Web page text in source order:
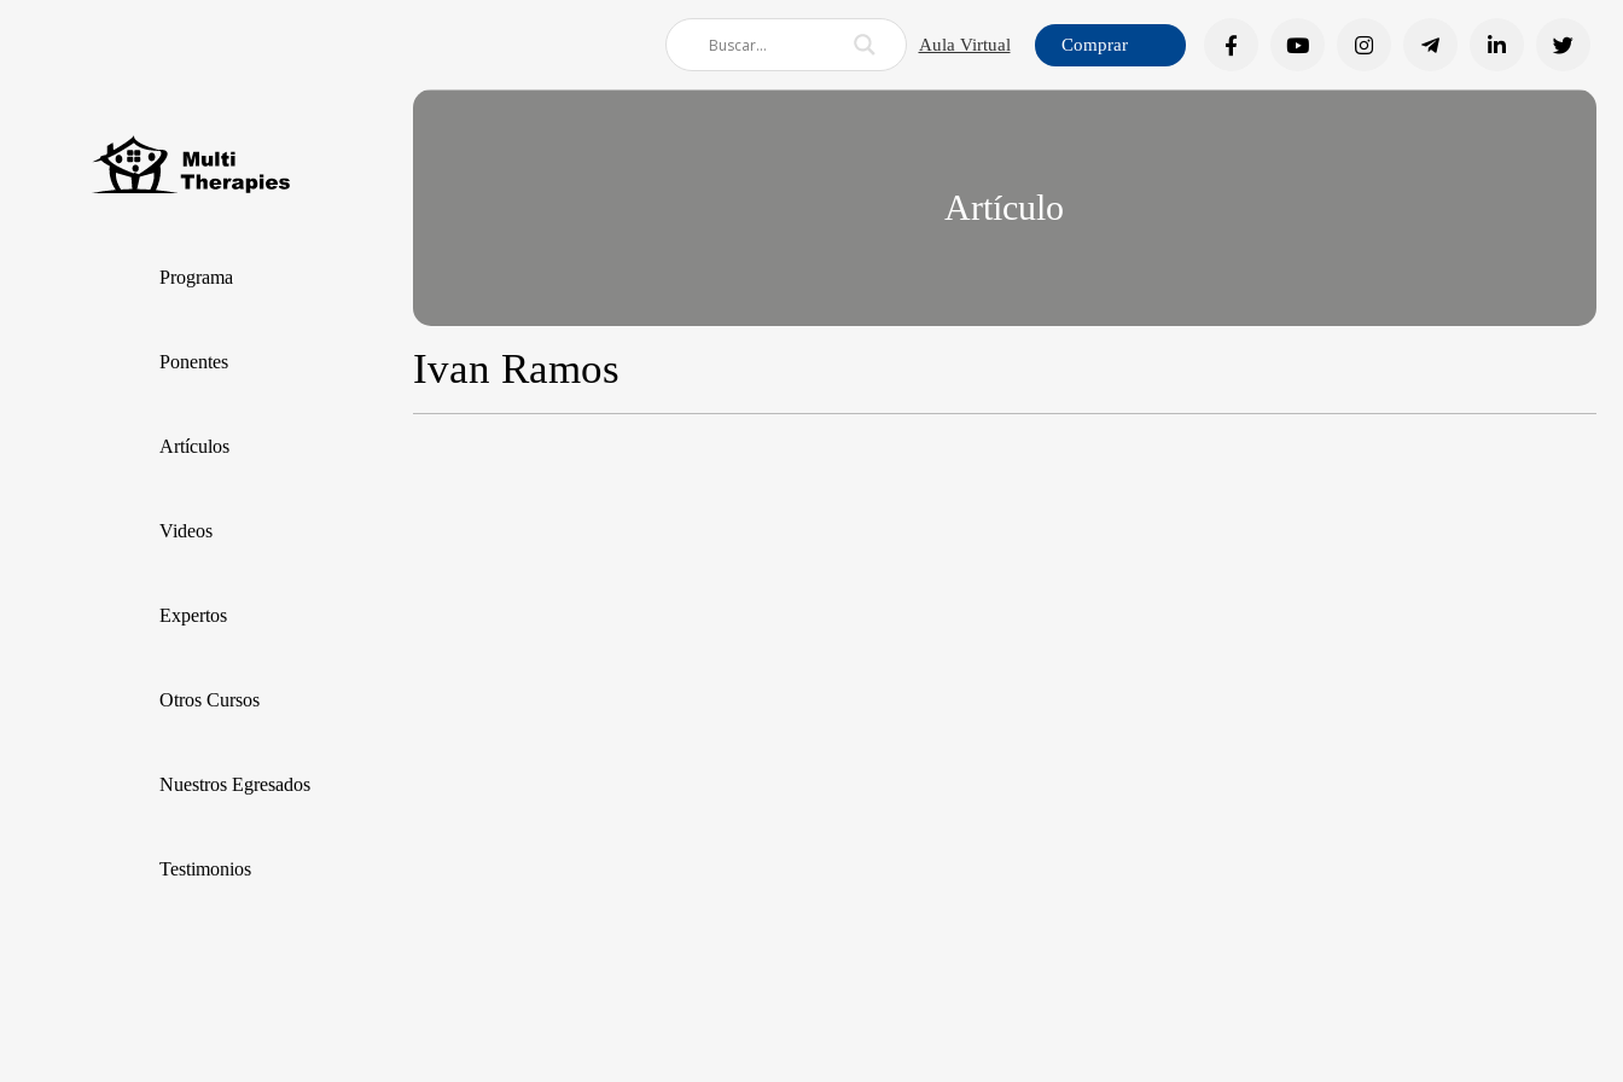
Programa
Ponentes
Artículos
Videos
Expertos
Otros Cursos
Nuestros Egresados
Testimonios
Aula Virtual Comprar
Artículo
Ivan Ramos